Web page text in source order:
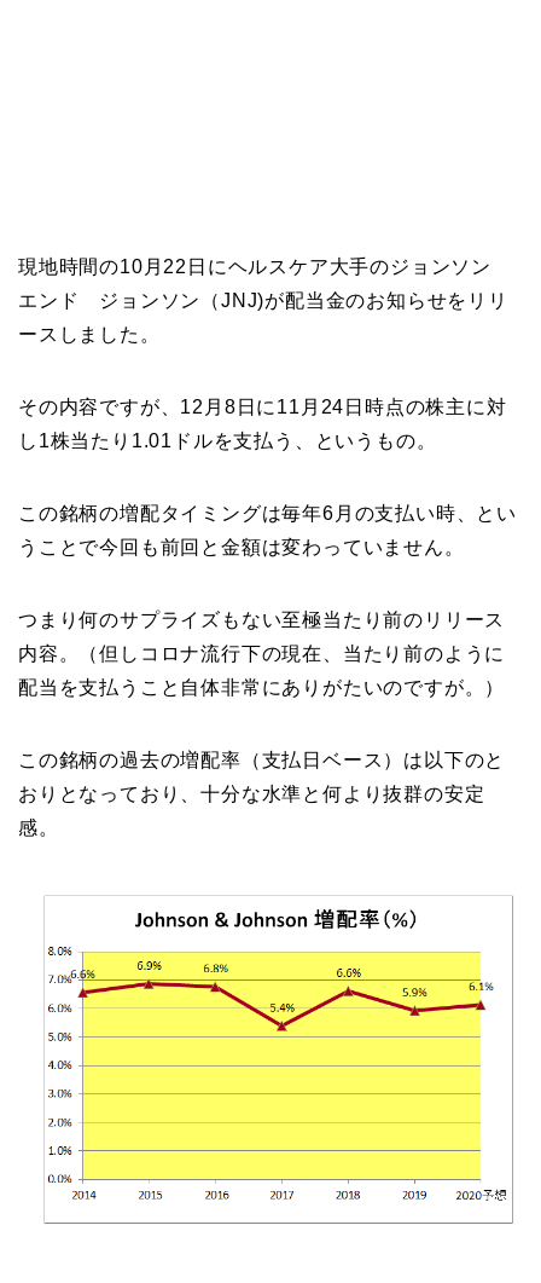
現地時間の10月22日にヘルスケア大手のジョンソン
エンド ジョンソン（JNJ)が配当金のお知らせをリリ
ースしました。
その内容ですが、12月8日に11月24日時点の株主に対
し1株当たり1.01ドルを支払う、というもの。
この銘柄の増配タイミングは毎年6月の支払い時、とい
うことで今回も前回と金額は変わっていません。
つまり何のサプライズもない至極当たり前のリリース
内容。（但しコロナ流行下の現在、当たり前のように
配当を支払うこと自体非常にありがたいのですが。）
この銘柄の過去の増配率（支払日ベース）は以下のと
おりとなっており、十分な水準と何より抜群の安定
感。